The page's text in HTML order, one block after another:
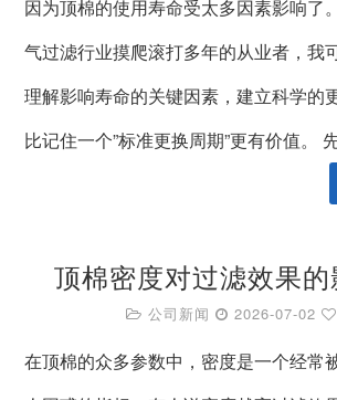
因为顶棉的使用寿命受太多因素影响了
气过滤行业摸爬滚打多年的从业者，我
理解影响寿命的关键因素，建立科学的
比记住一个”标准更换周期”更有价值。
顶棉密度对过滤效果
公司新闻 2026-07-02
在顶棉的众多参数中，密度是一个经常